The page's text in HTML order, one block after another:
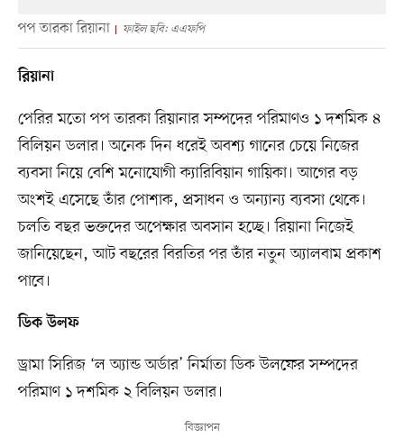
পপ তারকা রিয়ানা ফাইল ছবি: এএফপি
রিয়ানা
পেরির মতো পপ তারকা রিয়ানার সম্পদের পরিমাণও ১ দশমিক ৪
বিলিয়ন ডলার। অনেক দিন ধরেই অবশ্য গানের চেয়ে নিজের
ব্যবসা নিয়ে বেশি মনোযোগী ক্যারিবিয়ান গায়িকা। আগের বড়
অংশই এসেছে তাঁর পোশাক, প্রসাধন ও অন্যান্য ব্যবসা থেকে।
চলতি বছর ভক্তদের অপেক্ষার অবসান হচ্ছে। রিয়ানা নিজেই
জানিয়েছেন, আট বছরের বিরতির পর তাঁর নতুন অ্যালবাম প্রকাশ
পাবে।
ডিক উলফ
ড্রামা সিরিজ ‘ল অ্যান্ড অর্ডার’ নির্মাতা ডিক উলফের সম্পদের
পরিমাণ ১ দশমিক ২ বিলিয়ন ডলার।